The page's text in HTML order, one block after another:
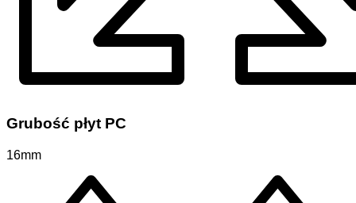
Grubość płyt PC
16mm